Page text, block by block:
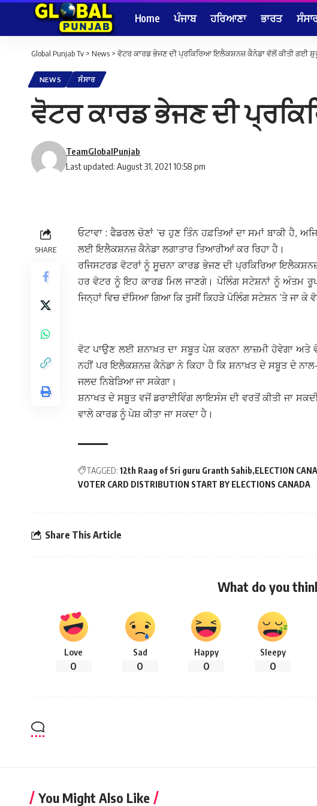
Home ਪੰਜਾਬ ਹਰਿਆਣਾ ਭਾਰਤ
Global Punjab Tv > News > ਵੋਟਰ ਕਾਰਡ ਭੇਜਣ ਦੀ ਪ੍ਰਕਿਰਿਆ ਇਲੈਕਸ਼ਨਜ਼ ਕੈਨੇਡਾ ਵੱਲੋਂ ਕੀਤੀ ਗਈ
NEWS ਸੰਸਾਰ
ਵੋਟਰ ਕਾਰਡ ਭੇਜਣ ਦੀ
Last updated: August 31, 2021 10:58 pm
TeamGlobalPunjab
SHARE
ਓਟਾਵਾ : ਫੈਡਰਲ ਚੋਣਾਂ ‘ਚ ਹੁਣ ਤਿੰਨ ਹਫ਼ਤਿਆਂ ਦਾ ਸਮਾਂ ਬਾਕੀ ਹੈ,
ਲਈ ਇਲੈਕਸ਼ਨਜ਼ ਕੈਨੇਡਾ ਲਗਾਤਾਰ ਤਿਆਰੀਆਂ ਕਰ ਰਿਹਾ ਹੈ।
ਰਜਿਸਟਰਡ ਵੋਟਰਾਂ ਨੂੰ ਸੂਚਨਾ ਕਾਰਡ ਭੇਜਣ ਦੀ ਪ੍ਰਕਿਰਿਆ
ਹਰ ਵੋਟਰ ਨੂੰ ਇਹ ਕਾਰਡ ਮਿਲ ਜਾਣਗੇ। ਪੋਲਿੰਗ ਸਟੇਸ਼ਨਾਂ ਨੂੰ ਅੰਤਮ
ਜਿਨ੍ਹਾਂ ਵਿਚ ਦੱਸਿਆ ਗਿਆ ਕਿ ਤੁਸੀਂ ਕਿਹੜੇ ਪੋਲਿੰਗ ਸਟੇਸ਼ਨ ‘ਤੇ ਜਾ ਕੇ
ਵੋਟ ਪਾਉਣ ਲਈ ਸ਼ਨਾਖ਼ਤ ਦਾ ਸਬੂਤ ਪੇਸ਼ ਕਰਨਾ ਲਾਜ਼ਮੀ ਹੋਵੇਗਾ ਅਤੇ
ਨਹੀਂ ਪਰ ਇਲੈਕਸ਼ਨਜ਼ ਕੈਨੇਡਾ ਨੇ ਕਿਹਾ ਹੈ ਕਿ ਸ਼ਨਾਖ਼ਤ ਦੇ ਸਬੂਤ ਦੇ
ਜਲਦ ਨਿਬੇੜਿਆ ਜਾ ਸਕੇਗਾ।
ਸ਼ਨਾਖਤ ਦੇ ਸਬੂਤ ਵਜੋਂ ਡਰਾਈਵਿੰਗ ਲਾਇਸੰਸ ਦੀ ਵਰਤੋਂ ਕੀਤੀ ਜਾ
ਵਾਲੇ ਕਾਰਡ ਨੂੰ ਪੇਸ਼ ਕੀਤਾ ਜਾ ਸਕਦਾ ਹੈ।
TAGGED: 12th Raag of Sri guru Granth Sahib ELECTION
VOTER CARD DISTRIBUTION START BY ELECTIONS CANADA
Share This Article
What do you
Love
0
Sad
0
Happy
0
Sleepy
0
You Might Also Like